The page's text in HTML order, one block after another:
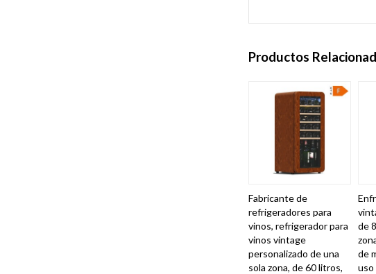
Productos
Fabricante de
refrigeradores para
vinos, refrigerador para
vinos vintage
personalizado de una
sola zona, de 60 litros,
de
de
uso